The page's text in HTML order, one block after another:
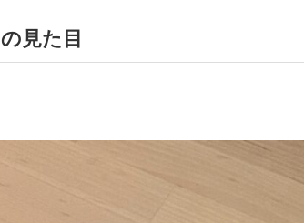
見た目